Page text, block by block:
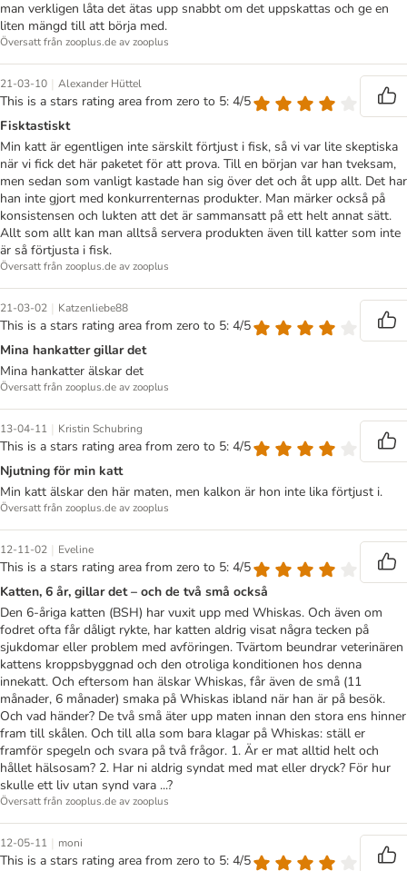
man verkligen låta det ätas upp snabbt om det uppskattas och ge en
liten mängd till att börja med.
Översatt från zooplus.de av zooplus
21-03-10 | Alexander Hüttel
This is a stars rating area from zero to 5: 4/5
Fisktastiskt
Min katt är egentligen inte särskilt förtjust i fisk, så vi var lite skeptiska
när vi fick det här paketet för att prova. Till en början var han tveksam,
men sedan som vanligt kastade han sig över det och åt upp allt. Det har
han inte gjort med konkurrenternas produkter. Man märker också på
konsistensen och lukten att det är sammansatt på ett helt annat sätt.
Allt som allt kan man alltså servera produkten även till katter som inte
är så förtjusta i fisk.
Översatt från zooplus.de av zooplus
21-03-02 | Katzenliebe88
This is a stars rating area from zero to 5: 4/5
Mina hankatter gillar det
Mina hankatter älskar det
Översatt från zooplus.de av zooplus
13-04-11 | Kristin Schubring
This is a stars rating area from zero to 5: 4/5
Njutning för min katt
Min katt älskar den här maten, men kalkon är hon inte lika förtjust i.
Översatt från zooplus.de av zooplus
12-11-02 | Eveline
This is a stars rating area from zero to 5: 4/5
Katten, 6 år, gillar det – och de två små också
Den 6-åriga katten (BSH) har vuxit upp med Whiskas. Och även om
fodret ofta får dåligt rykte, har katten aldrig visat några tecken på
sjukdomar eller problem med avföringen. Tvärtom beundrar veterinären
kattens kroppsbyggnad och den otroliga konditionen hos denna
innekatt. Och eftersom han älskar Whiskas, får även de små (11
månader, 6 månader) smaka på Whiskas ibland när han är på besök.
Och vad händer? De två små äter upp maten innan den stora ens hinner
fram till skålen. Och till alla som bara klagar på Whiskas: ställ er
framför spegeln och svara på två frågor. 1. Är er mat alltid helt och
hållet hälsosam? 2. Har ni aldrig syndat med mat eller dryck? För hur
skulle ett liv utan synd vara ...?
Översatt från zooplus.de av zooplus
12-05-11 | moni
This is a stars rating area from zero to 5: 4/5